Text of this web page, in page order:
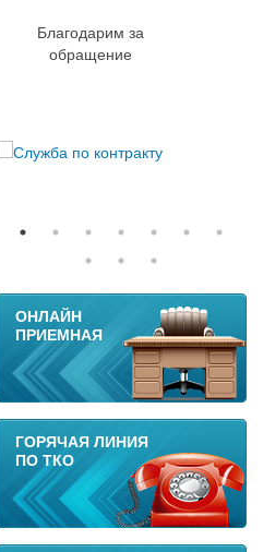
Благодарим за
обращение
11
ОНЛАЙН
ПРИЕМНАЯ
ГОРЯЧАЯ ЛИНИЯ
ПО ТКО